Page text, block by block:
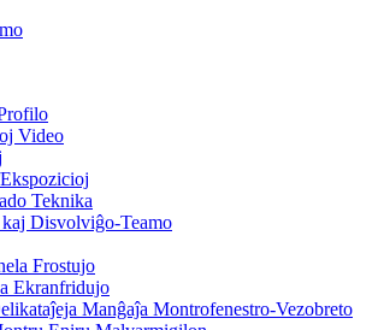
Video
Teknika
Disvolviĝo-Teamo
Frostujo
Ekranfridujo
Manĝaĵa Montrofenestro-Vezobreto